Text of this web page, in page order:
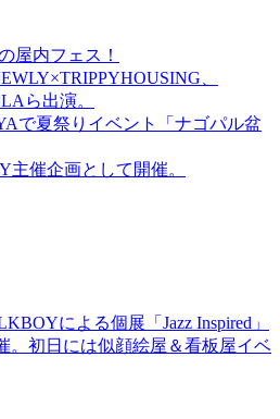
屋内フェス！
、
ら出演。
で夏祭りイベント「ナゴパル盆
主催企画として開催。
による個展「Jazz Inspired」
。初日には似顔絵屋＆看板屋イベ